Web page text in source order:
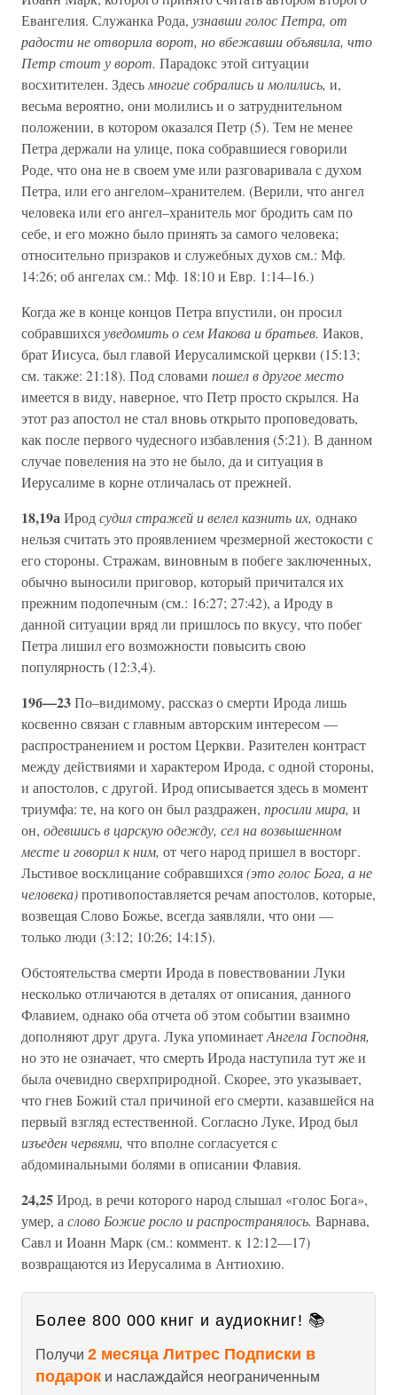
Евангелия. Служанка Рода, узнавши голос Петра, от
радости не отворила ворот, но вбежавши объявила, что
Петр стоит у ворот. Парадокс этой ситуации
восхитителен. Здесь многие собрались и молились, и,
весьма вероятно, они молились и о затруднительном
положении, в котором оказался Петр (5). Тем не менее
Петра держали на улице, пока собравшиеся говорили
Роде, что она не в своем уме или разговаривала с духом
Петра, или его ангелом–хранителем. (Верили, что ангел
человека или его ангел–хранитель мог бродить сам по
себе, и его можно было принять за самого человека;
относительно призраков и служебных духов см.: Мф.
14:26; об ангелах см.: Мф. 18:10 и Евр. 1:14–16.)
Когда же в конце концов Петра впустили, он просил
собравшихсяуведомить о сем Иакова и братьев. Иаков,
брат Иисуса, был главой Иерусалимской церкви (15:13;
см. также: 21:18). Под словами пошел в другое место
имеется в виду, наверное, что Петр просто скрылся. На
этот раз апостол не стал вновь открыто проповедовать,
как после первого чудесного избавления (5:21). В данном
случае повеления на это не было, да и ситуация в
Иерусалиме в корне отличалась от прежней.
18,19аИродсудил стражей и велел казнить их, однако
нельзя считать это проявлением чрезмерной жестокости с
его стороны. Стражам, виновным в побеге заключенных,
обычно выносили приговор, который причитался их
прежним подопечным (см.: 16:27; 27:42), а Ироду в
данной ситуации вряд ли пришлось по вкусу, что побег
Петра лишил его возможности повысить свою
популярность (12:3,4).
19б—23По–видимому, рассказ о смерти Ирода лишь
косвенно связан с главным авторским интересом —
распространением и ростом Церкви. Разителен контраст
между действиями и характером Ирода, с одной стороны,
и апостолов, с другой. Ирод описывается здесь в момент
триумфа: те, на кого он был раздражен, просили мира, и
он, одевшись в царскую одежду, сел на возвышенном
месте и говорил к ним, от чего народ пришел в восторг.
Льстивое восклицание собравшихся(это голос Бога, а не
человека)противопоставляется речам апостолов, которые,
возвещая Слово Божье, всегда заявляли, что они —
только люди (3:12; 10:26; 14:15).
Обстоятельства смерти Ирода в повествовании Луки
несколько отличаются в деталях от описания, данного
Флавием, однако оба отчета об этом событии взаимно
дополняют друг друга. Лука упоминаетАнгела Господня,
но это не означает, что смерть Ирода наступила тут же и
была очевидно сверхприродной. Скорее, это указывает,
что гнев Божий стал причиной его смерти, казавшейся на
первый взгляд естественной. Согласно Луке, Ирод был
изъеден червями, что вполне согласуется с
абдоминальными болями в описании Флавия.
24,25Ирод, в речи которого народ слышал «голос Бога»,
умер, а слово Божие росло и распространялось. Варнава,
Савл и Иоанн Марк (см.: коммент. к 12:12—17)
возвращаются из Иерусалима в Антиохию.
Более 800 000 книг и аудиокниг! 📚
Получи 2 месяца Литрес Подписки в
подарок и наслаждайся неограниченным